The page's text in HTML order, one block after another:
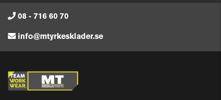
08 - 716 60 70
info@mtyrkesklader.se